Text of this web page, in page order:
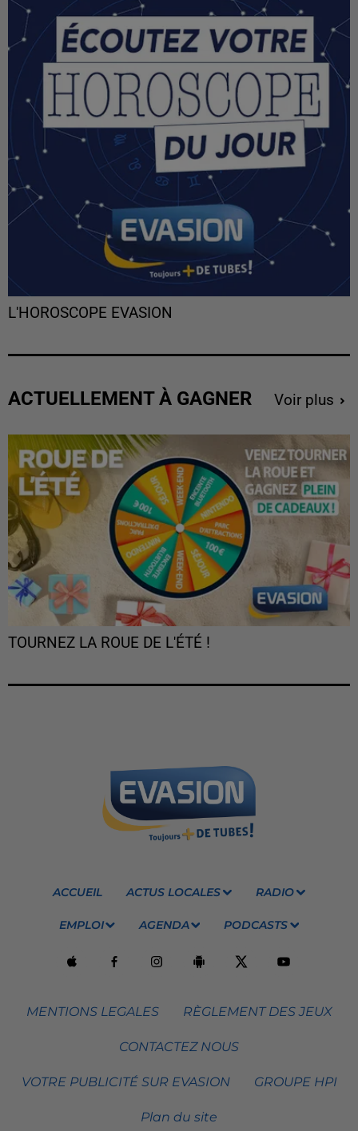
L'HOROSCOPE EVASION
ACTUELLEMENT À GAGNER Voir plus
TOURNEZ LA ROUE DE L'ÉTÉ !
ACCUEIL ACTUS LOCALES RADIO
EMPLOI AGENDA PODCASTS
MENTIONS LEGALES RÈGLEMENT DES JEUX
CONTACTEZ NOUS
VOTRE PUBLICITÉ SUR EVASION GROUPE HPI
Plan du site